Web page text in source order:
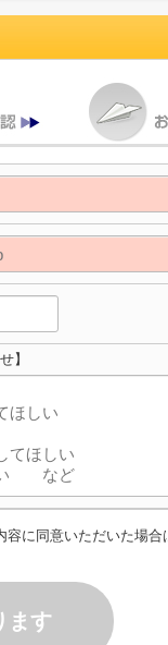
】
容に同意いただいた場
ます